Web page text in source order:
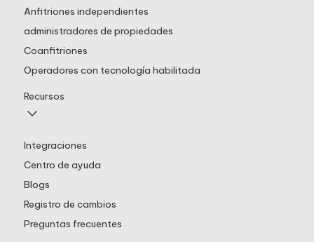
Anfitriones independientes
administradores de propiedades
Coanfitriones
Operadores con tecnología habilitada
Recursos
Integraciones
Centro de ayuda
Blogs
Registro de cambios
Preguntas frecuentes